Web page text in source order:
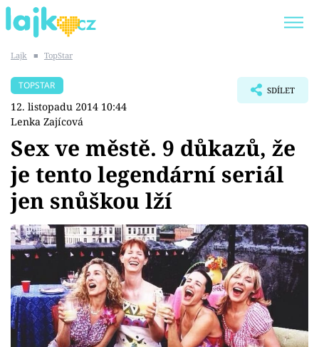
SHOPAHOLICADEL
Témata
Showbyznys
Youtubeři
Virály
Sex a vztahy
Lajk ■ TopStar
TOPSTAR
12. listopadu 2014 10:44
Lenka Zajícová
SDÍLET
Sex ve městě. 9 důkazů, že
je tento legendární seriál
jen snůškou lží